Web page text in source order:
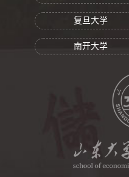
复旦大学
南开大学